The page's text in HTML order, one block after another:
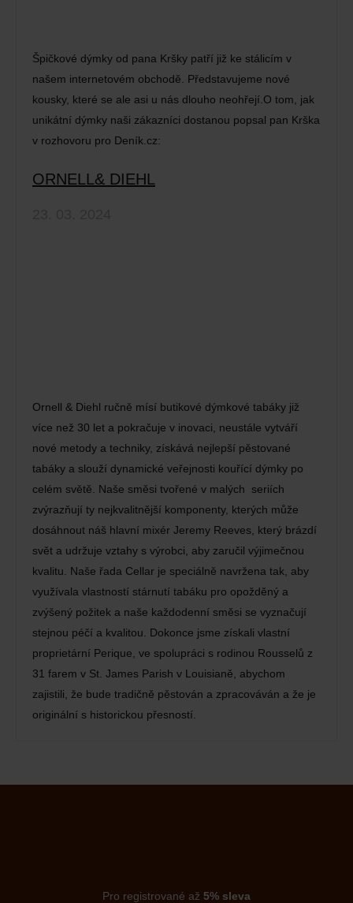
Špičkové dýmky od pana Kršky patří již ke stálicím v
našem internetovém obchodě. Představujeme nové
kousky, které se ale asi u nás dlouho neohřejí.O tom, jak
unikátní dýmky naši zákazníci dostanou popsal pan Krška
v rozhovoru pro Deník.cz:
ORNELL& DIEHL
Ornell & Diehl ručně mísí butikové dýmkové tabáky již
více než 30 let a pokračuje v inovaci, neustále vytváří
nové metody a techniky, získává nejlepší pěstované
tabáky a slouží dynamické veřejnosti kouřící dýmky po
celém světě. Naše směsi tvořené v malých seriích
zvýrazňují ty nejkvalitnější komponenty, kterých může
dosáhnout náš hlavní mixér Jeremy Reeves, který brázdí
svět a udržuje vztahy s výrobci, aby zaručil výjimečnou
kvalitu. Naše řada Cellar je speciálně navržena tak, aby
využívala vlastností stárnutí tabáku pro opožděný a
zvýšený požitek a naše každodenní směsi se vyznačují
stejnou péčí a kvalitou. Dokonce jsme získali vlastní
proprietární Perique, ve spolupráci s rodinou Rousselů z
31 farem v St. James Parish v Louisianě, abychom
zajistili, že bude tradičně pěstován a zpracováván a že je
originální s historickou přesností.
Pro registrované až 5% sleva